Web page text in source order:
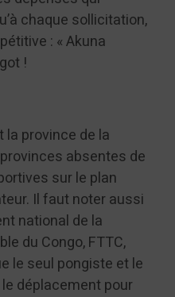
chaque sollicitation,
: « Akuna
!
la province de la
absentes de
sur le plan
Il faut noter aussi
national de la
du Congo, FTTC,
le seul pongiste et le
déplacement pour